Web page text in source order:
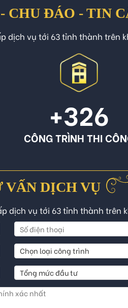
CHU ĐÁO - TIN
dịch vụ tới 63 tỉnh thành trên
+326
CÔNG TRÌNH THI
VẤN DỊCH VỤ
dịch vụ tới 63 tỉnh thành trên